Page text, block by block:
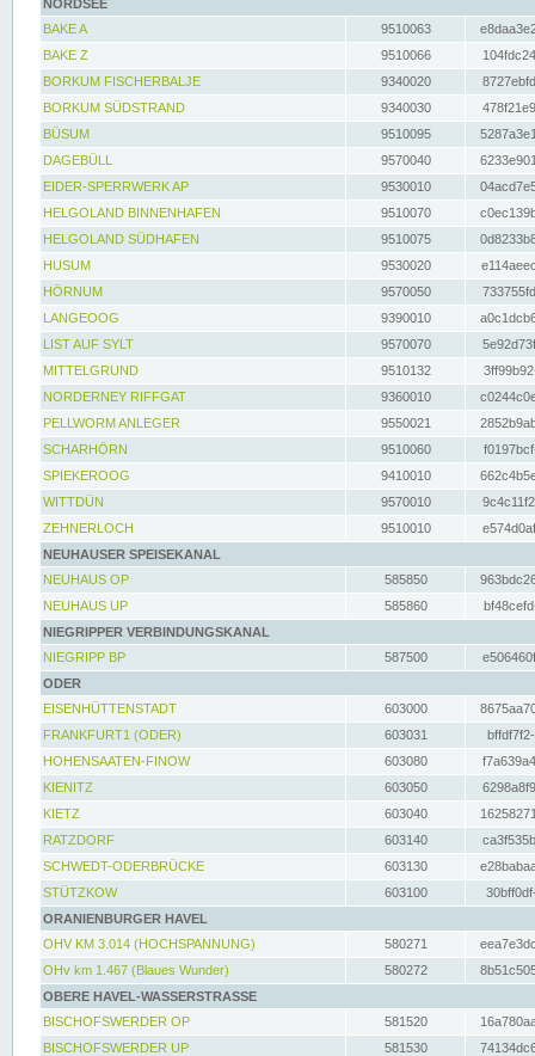
NORDSEE
BAKE A
9510063
BAKE Z
9510066
BORKUM FISCHERBALJE
9340020
BORKUM SÜDSTRAND
9340030
BÜSUM
9510095
DAGEBÜLL
9570040
EIDER-SPERRWERK AP
9530010
HELGOLAND BINNENHAFEN
9510070
HELGOLAND SÜDHAFEN
9510075
HUSUM
9530020
HÖRNUM
9570050
LANGEOOG
9390010
LIST AUF SYLT
9570070
MITTELGRUND
9510132
NORDERNEY RIFFGAT
9360010
PELLWORM ANLEGER
9550021
SCHARHÖRN
9510060
SPIEKEROOG
9410010
WITTDÜN
9570010
ZEHNERLOCH
9510010
NEUHAUSER SPEISEKANAL
NEUHAUS OP
585850
NEUHAUS UP
585860
NIEGRIPPER VERBINDUNGSKANAL
NIEGRIPP BP
587500
ODER
EISENHÜTTENSTADT
603000
FRANKFURT1 (ODER)
603031
HOHENSAATEN-FINOW
603080
KIENITZ
603050
KIETZ
603040
RATZDORF
603140
SCHWEDT-ODERBRÜCKE
603130
STÜTZKOW
603100
ORANIENBURGER HAVEL
OHV KM 3.014 (HOCHSPANNUNG)
580271
OHv km 1.467 (Blaues Wunder)
580272
OBERE HAVEL-WASSERSTRASSE
BISCHOFSWERDER OP
581520
BISCHOFSWERDER UP
581530